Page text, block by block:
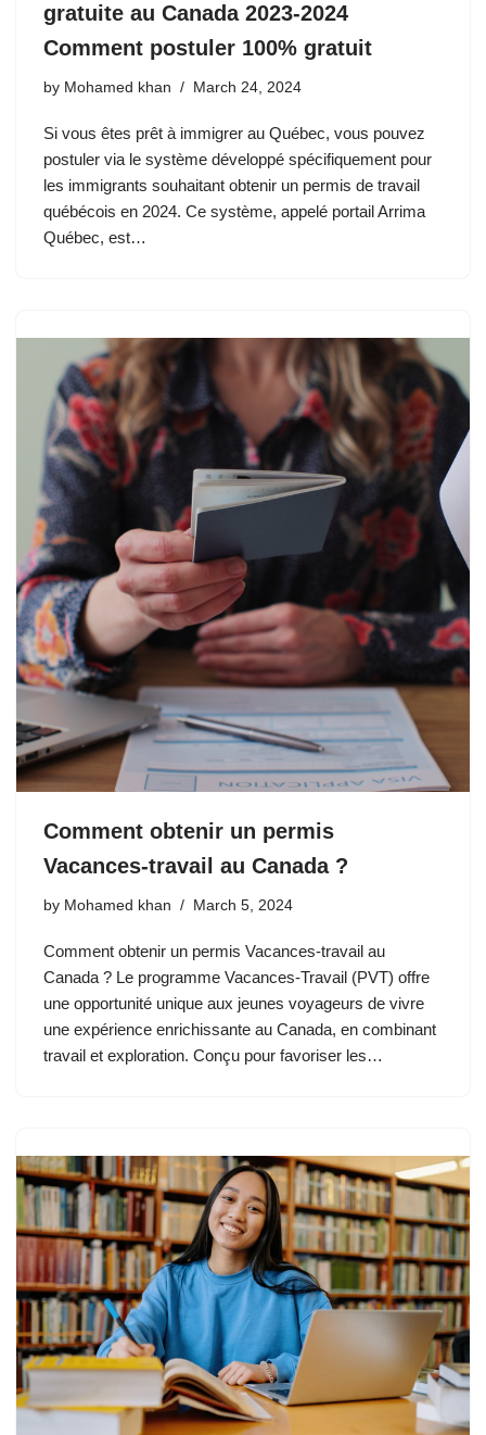
gratuite au Canada 2023-2024
Comment postuler 100% gratuit
by Mohamed khan March 24, 2024
Si vous êtes prêt à immigrer au Québec, vous pouvez
postuler via le système développé spécifiquement pour
les immigrants souhaitant obtenir un permis de travail
québécois en 2024. Ce système, appelé portail Arrima
Québec, est…
Comment obtenir un permis
Vacances-travail au Canada ?
by Mohamed khan March 5, 2024
Comment obtenir un permis Vacances-travail au
Canada ? Le programme Vacances-Travail (PVT) offre
une opportunité unique aux jeunes voyageurs de vivre
une expérience enrichissante au Canada, en combinant
travail et exploration. Conçu pour favoriser les…